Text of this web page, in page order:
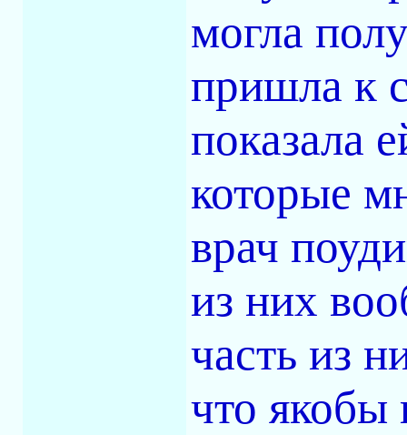
могла
пришла к
показала
которые
врач
из них
часть из
что якобы